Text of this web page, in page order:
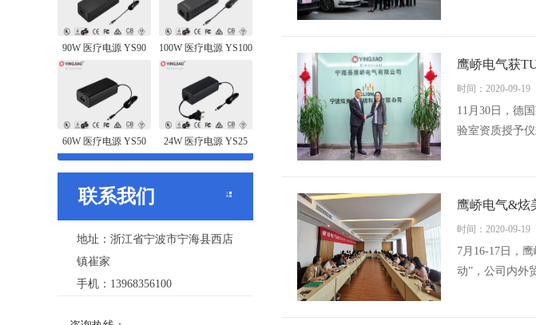
90W 医疗电源 YS90 100W 医疗电源 YS100
60W 医疗电源 YS50 24W 医疗电源 YS25
联系我们
地址：浙江省宁波市宁海县西店
镇崔家
手机：13968356100
鹰峤电气获
时间：2020-09-19
11月30日，德
验室资质授予
鹰峤电气&炫
时间：2020-09-19
7月16-17日，
动”，公司内外